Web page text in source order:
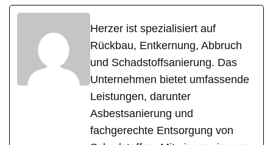
Herzer ist spezialisiert auf
Rückbau, Entkernung, Abbruch
und Schadstoffsanierung. Das
Unternehmen bietet umfassende
Leistungen, darunter
Asbestsanierung und
fachgerechte Entsorgung von